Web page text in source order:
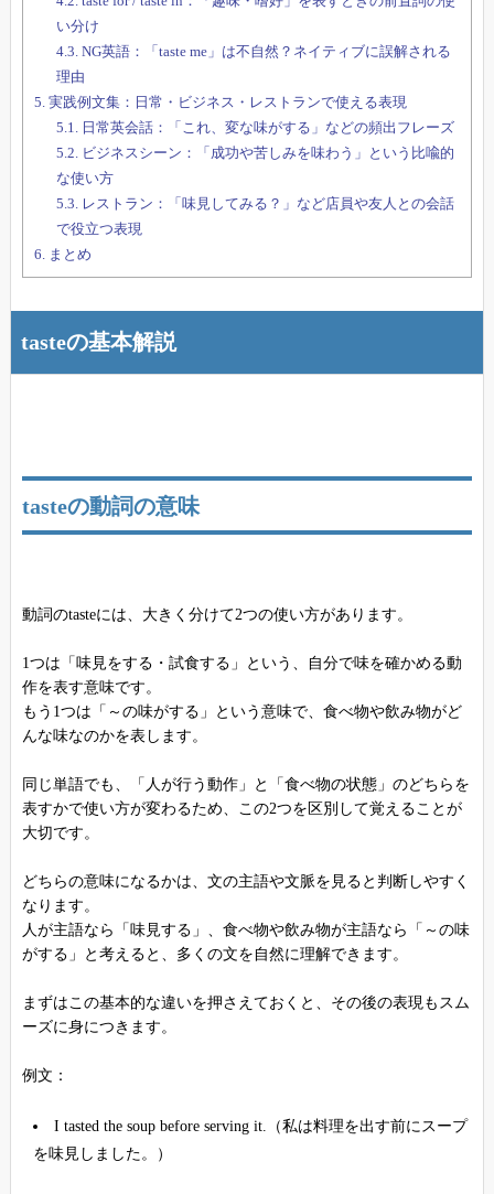
い分け
4.3. NG英語：「taste me」は不自然？ネイティブに誤解される
理由
5. 実践例文集：日常・ビジネス・レストランで使える表現
5.1.
日常英会話：「これ、変な味がする」などの頻出フレーズ
5.2. ビジネスシーン：「成功や苦しみを味わう」という比喩的
な使い方
5.3. レストラン：「味見してみる？」など店員や友人との会話
で役立つ表現
6.
まとめ
tasteの基本解説
tasteの動詞の意味
動詞のtasteには、大きく分けて2つの使い方があります。
1つは「味見をする・試食する」という、自分で味を確かめる動
作を表す意味です。
もう1つは「～の味がする」という意味で、食べ物や飲み物がど
んな味なのかを表します。
同じ単語でも、「人が行う動作」と「食べ物の状態」のどちらを
表すかで使い方が変わるため、この2つを区別して覚えることが
大切です。
どちらの意味になるかは、文の主語や文脈を見ると判断しやすく
なります。
人が主語なら「味見する」、食べ物や飲み物が主語なら「～の味
がする」と考えると、多くの文を自然に理解できます。
まずはこの基本的な違いを押さえておくと、その後の表現もスム
ーズに身につきます。
例文：
I tasted the soup before serving it.（私は料理を出す前にスープ
を味見しました。）